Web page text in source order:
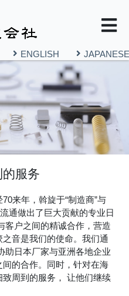
ENGLISH JAPANESE
服务
来年，斡旋于“制造商”与
通做出了巨大贡献的专业日
客户之间的精诚合作，营造
音是我们的使命。我们通
助日本厂家与亚洲各地企业
的合作。同时，针对在海
周到的服务， 让他们继续